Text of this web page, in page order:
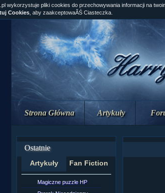
Strona Główna Artykuły
Ostatnie
Artykuły Fan Fiction
Magiczne puzzle HP
wykorzystuje pliki cookies do przechowywania informacji na
Cookies , aby zaakceptowaĂŚ Ciasteczka.